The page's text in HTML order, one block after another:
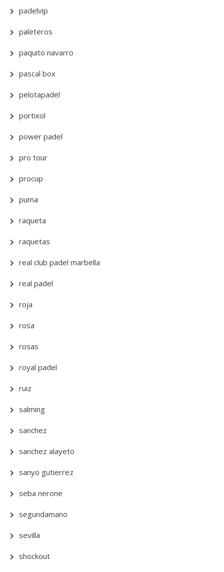
padelvip
paleteros
paquito navarro
pascal box
pelotapadel
portixol
power padel
pro tour
procup
puma
raqueta
raquetas
real club padel marbella
real padel
roja
rosa
rosas
royal padel
ruiz
salming
sanchez
sanchez alayeto
sanyo gutierrez
seba nerone
segundamano
sevilla
shockout